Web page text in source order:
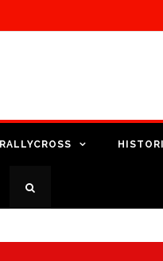
RALLYCROSS